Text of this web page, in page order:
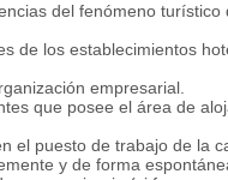
del fenómeno turístico
de los establecimientos
empresarial.
que posee el área de
el puesto de trabajo de la
y de forma